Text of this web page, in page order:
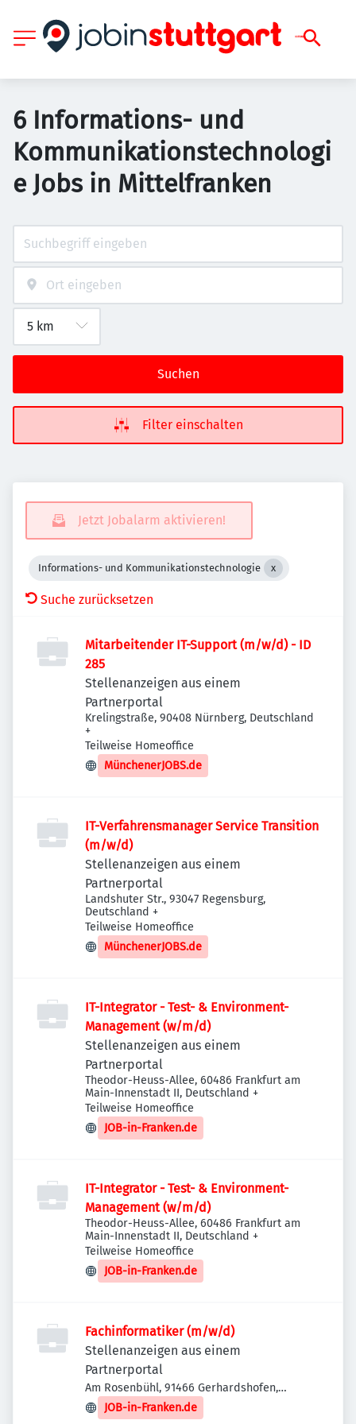
6 Informations- und
Kommunikationstechnologi
e Jobs in Mittelfranken
Suchen
Filter einschalten
Jetzt Jobalarm aktivieren!
Informations- und Kommunikationstechnologie
Suche zurücksetzen
Mitarbeitender IT-Support (m/w/d) - ID
285
Stellenanzeigen aus einem
Partnerportal
Krelingstraße, 90408 Nürnberg, Deutschland
+
Teilweise Homeoffice
MünchenerJOBS.de
IT-Verfahrensmanager Service Transition
(m/w/d)
Stellenanzeigen aus einem
Partnerportal
Landshuter Str., 93047 Regensburg,
Deutschland +
Teilweise Homeoffice
MünchenerJOBS.de
IT-Integrator - Test- & Environment-
Management (w/m/d)
Stellenanzeigen aus einem
Partnerportal
Theodor-Heuss-Allee, 60486 Frankfurt am
Main-Innenstadt II, Deutschland +
Teilweise Homeoffice
JOB-in-Franken.de
IT-Integrator - Test- & Environment-
Management (w/m/d)
Theodor-Heuss-Allee, 60486 Frankfurt am
Main-Innenstadt II, Deutschland +
Teilweise Homeoffice
JOB-in-Franken.de
Fachinformatiker (m/w/d)
Stellenanzeigen aus einem
Partnerportal
Am Rosenbühl, 91466 Gerhardshofen,
Deutschland
JOB-in-Franken.de